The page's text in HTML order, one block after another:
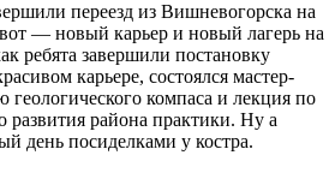
переезд из Вишневогорска на
— новый карьер и новый лагерь на
ребята завершили постановку
карьере, состоялся мастер-
геологического компаса и лекция по
развития района практики. Ну а
день посиделками у костра.